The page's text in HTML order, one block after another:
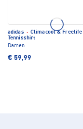
adidas · Climacool & Freelife
Tennisshirt
Damen
€ 59,99